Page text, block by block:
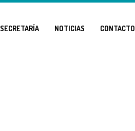
SECRETARÍA NOTICIAS CONTACTO